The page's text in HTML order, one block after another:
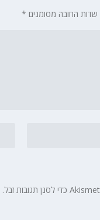
שדות החובה מסומנים *